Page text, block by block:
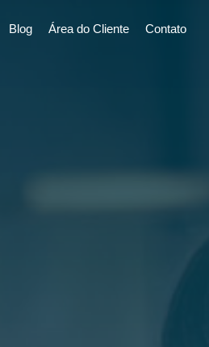
Blog Área do Cliente Contato